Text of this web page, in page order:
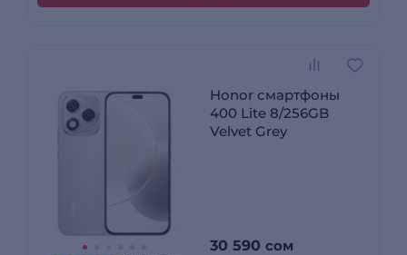
Honor смартфоны
400 Lite 8/256GB
Velvet Grey
30 590 сом